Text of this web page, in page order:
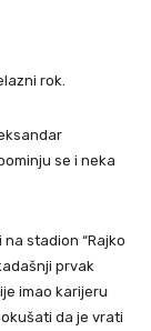
rok.
se i neka
stadion “Rajko
prvak
imao karijeru
da je vrati